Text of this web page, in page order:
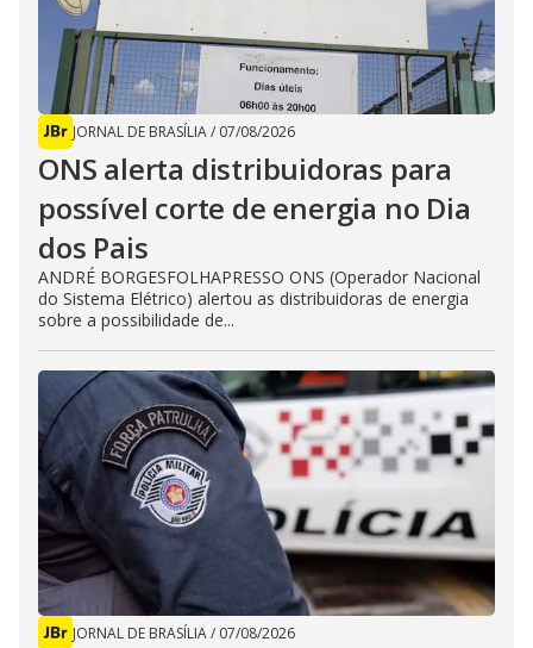
JORNAL DE BRASÍLIA/ 07/08/2026
ONS alerta distribuidoras para
possível corte de energia no Dia
dos Pais
ANDRÉ BORGESFOLHAPRESSO ONS (Operador Nacional
do Sistema Elétrico) alertou as distribuidoras de energia
sobre a possibilidade de...
JORNAL DE BRASÍLIA/ 07/08/2026